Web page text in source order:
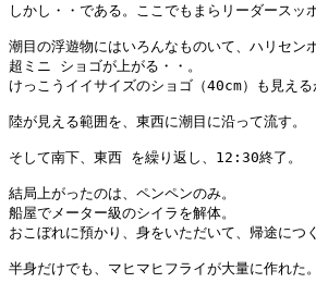
しかし・・である。ここでもまらリーダースッ
潮目の浮遊物にはいろんなものいて、ハリセン
超ミニ ショゴが上がる・・。
けっこうイイサイズのショゴ（40cm）も見える
陸が見える範囲を、東西に潮目に沿って流す。
そして南下、東西 を繰り返し、12:30終了。
結局上がったのは、ペンペンのみ。
船屋でメーター級のシイラを解体。
おこぼれに預かり、身をいただいて、帰途につく
半身だけでも、マヒマヒフライが大量に作れた。